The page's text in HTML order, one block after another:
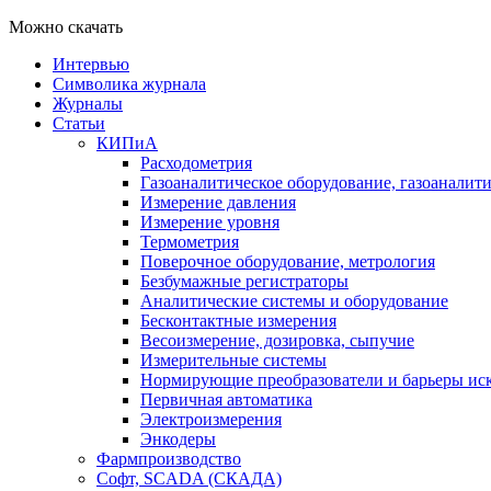
Можно скачать
Интервью
Символика журнала
Журналы
Статьи
КИПиА
Расходометрия
Газоаналитическое оборудование,
Измерение давления
Измерение уровня
Термометрия
Поверочное оборудование, метрология
Безбумажные регистраторы
Аналитические системы и оборудование
Бесконтактные измерения
Весоизмерение, дозировка, сыпучие
Измерительные системы
Нормирующие преобразователи и барьеры
Первичная автоматика
Электроизмерения
Энкодеры
Фармпроизводство
Софт, SCADA (СКАДА)